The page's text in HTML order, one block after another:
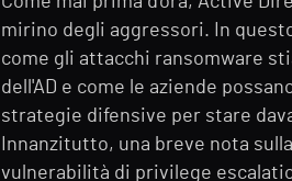
mirino degli aggressori. In
come gli attacchi ransomware
dell'AD e come le aziende
strategie difensive per stare
Innanzitutto, una breve nota
vulnerabilità di privilege